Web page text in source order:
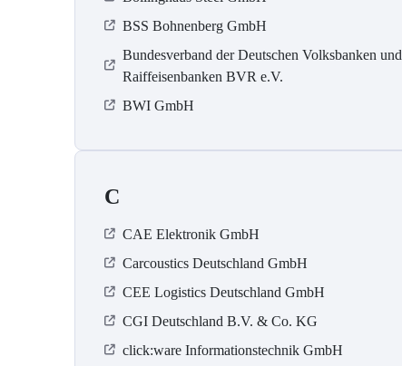
BSS Bohnenberg GmbH
Bundesverband der Deutschen Volksbanken und
Raiffeisenbanken BVR e.V.
BWI GmbH
C
CAE Elektronik GmbH
Carcoustics Deutschland GmbH
CEE Logistics Deutschland GmbH
CGI Deutschland B.V. & Co. KG
click:ware Informationstechnik GmbH